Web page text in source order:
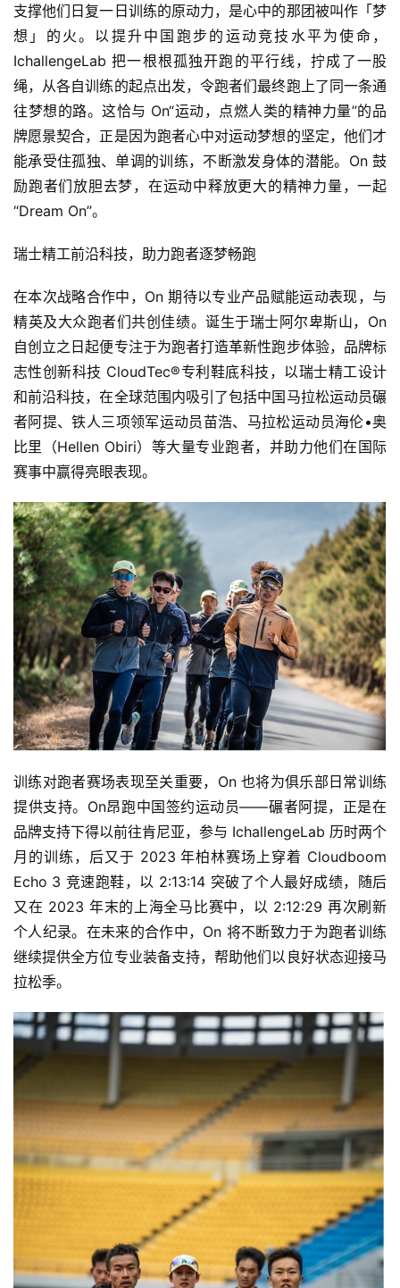
观
支撑他们日复一日训练的原动力，是心中的那团被叫作「梦
想」的火。以提升中国跑步的运动竞技水平为使命，
IchallengeLab 把一根根孤独开跑的平行线，拧成了一股
绳，从各自训练的起点出发，令跑者们最终跑上了同一条通
往梦想的路。这恰与 On“运动，点燃人类的精神力量”的品
牌愿景契合，正是因为跑者心中对运动梦想的坚定，他们才
能承受住孤独、单调的训练，不断激发身体的潜能。On 鼓
励跑者们放胆去梦，在运动中释放更大的精神力量，一起
“Dream On”。
瑞士精工前沿科技，助力跑者逐梦畅跑
在本次战略合作中，On 期待以专业产品赋能运动表现，与
精英及大众跑者们共创佳绩。诞生于瑞士阿尔卑斯山，On
自创立之日起便专注于为跑者打造革新性跑步体验，品牌标
志性创新科技 CloudTec®专利鞋底科技，以瑞士精工设计
和前沿科技，在全球范围内吸引了包括中国马拉松运动员碾
者阿提、铁人三项领军运动员苗浩、马拉松运动员海伦•奥
比里（Hellen Obiri）等大量专业跑者，并助力他们在国际
赛事中赢得亮眼表现。
训练对跑者赛场表现至关重要，On 也将为俱乐部日常训练
提供支持。On昂跑中国签约运动员——碾者阿提，正是在
品牌支持下得以前往肯尼亚，参与 IchallengeLab 历时两个
月的训练，后又于 2023 年柏林赛场上穿着 Cloudboom
Echo 3 竞速跑鞋，以 2:13:14 突破了个人最好成绩，随后
又在 2023 年末的上海全马比赛中，以 2:12:29 再次刷新
个人纪录。在未来的合作中，On 将不断致力于为跑者训练
继续提供全方位专业装备支持，帮助他们以良好状态迎接马
拉松季。